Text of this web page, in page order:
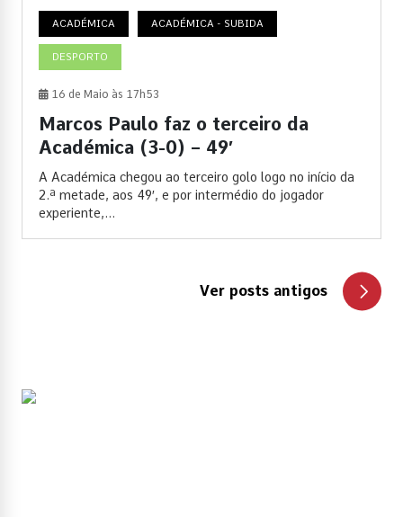
ACADÉMICA ACADÉMICA - SUBIDA
DESPORTO
16 de Maio às 17h53
Marcos Paulo faz o terceiro da
Académica (3-0) – 49′
A Académica chegou ao terceiro golo logo no início da
2.ª metade, aos 49′, e por intermédio do jogador
experiente,...
Ver posts antigos